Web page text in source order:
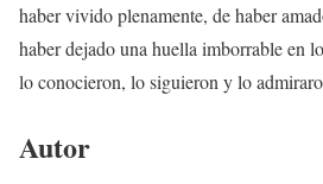
haber vivido plenamente, de haber
haber dejado una huella imborrable en
lo conocieron, lo siguieron y lo
Autor